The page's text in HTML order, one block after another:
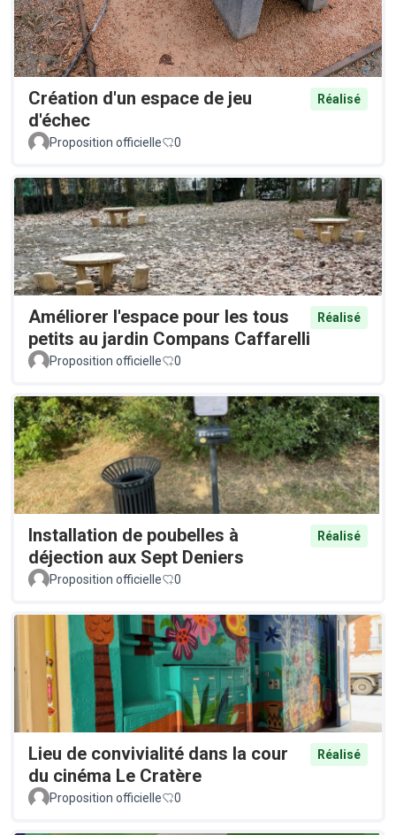
Création d'un espace de jeu
d'échec
Réalisé
Proposition officielle 0
Améliorer l'espace pour les tous
petits au jardin Compans Caffarelli
Réalisé
Proposition officielle 0
Installation de poubelles à
déjection aux Sept Deniers
Réalisé
Proposition officielle 0
Lieu de convivialité dans la cour
du cinéma Le Cratère
Réalisé
Proposition officielle 0